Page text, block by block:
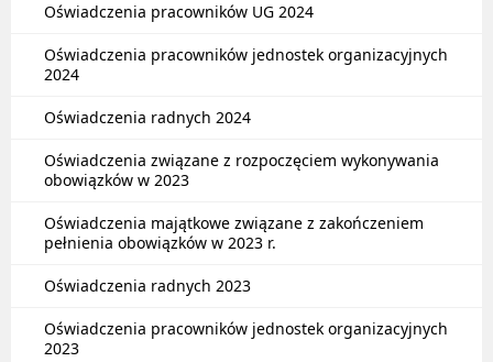
Oświadczenia pracowników UG 2024
Oświadczenia pracowników jednostek organizacyjnych
2024
Oświadczenia radnych 2024
Oświadczenia związane z rozpoczęciem wykonywania
obowiązków w 2023
Oświadczenia majątkowe związane z zakończeniem
pełnienia obowiązków w 2023 r.
Oświadczenia radnych 2023
Oświadczenia pracowników jednostek organizacyjnych
2023